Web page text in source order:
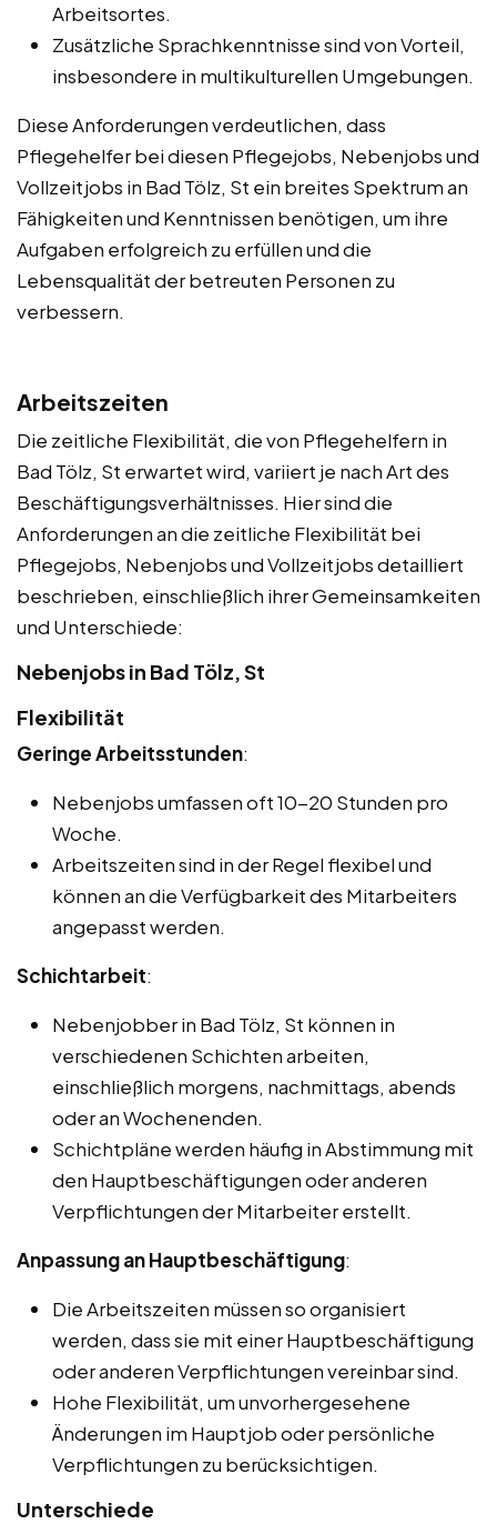
Arbeitsortes.
Zusätzliche Sprachkenntnisse sind von Vorteil,
insbesondere in multikulturellen Umgebungen.
Diese Anforderungen verdeutlichen, dass
Pflegehelfer bei diesen Pflegejobs, Nebenjobs und
Vollzeitjobs in Bad Tölz, St ein breites Spektrum an
Fähigkeiten und Kenntnissen benötigen, um ihre
Aufgaben erfolgreich zu erfüllen und die
Lebensqualität der betreuten Personen zu
verbessern.
Arbeitszeiten
Die zeitliche Flexibilität, die von Pflegehelfern in
Bad Tölz, St erwartet wird, variiert je nach Art des
Beschäftigungsverhältnisses. Hier sind die
Anforderungen an die zeitliche Flexibilität bei
Pflegejobs, Nebenjobs und Vollzeitjobs detailliert
beschrieben, einschließlich ihrer Gemeinsamkeiten
und Unterschiede:
Nebenjobs in Bad Tölz, St
Flexibilität
Geringe Arbeitsstunden:
Nebenjobs umfassen oft 10-20 Stunden pro
Woche.
Arbeitszeiten sind in der Regel flexibel und
können an die Verfügbarkeit des Mitarbeiters
angepasst werden.
Schichtarbeit:
Nebenjobber in Bad Tölz, St können in
verschiedenen Schichten arbeiten,
einschließlich morgens, nachmittags, abends
oder an Wochenenden.
Schichtpläne werden häufig in Abstimmung mit
den Hauptbeschäftigungen oder anderen
Verpflichtungen der Mitarbeiter erstellt.
Anpassung an Hauptbeschäftigung:
Die Arbeitszeiten müssen so organisiert
werden, dass sie mit einer Hauptbeschäftigung
oder anderen Verpflichtungen vereinbar sind.
Hohe Flexibilität, um unvorhergesehene
Änderungen im Hauptjob oder persönliche
Verpflichtungen zu berücksichtigen.
Unterschiede